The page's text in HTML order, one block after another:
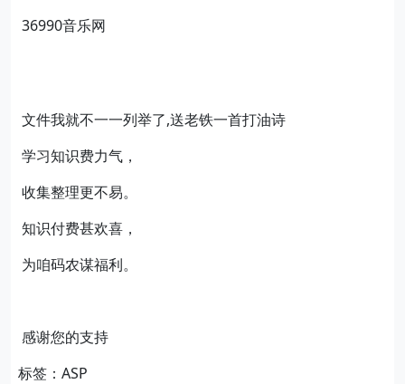
36990音乐网
文件我就不一一列举了,送老铁一首打油诗
学习知识费力气，
收集整理更不易。
知识付费甚欢喜，
为咱码农谋福利。
感谢您的支持
标签：ASP